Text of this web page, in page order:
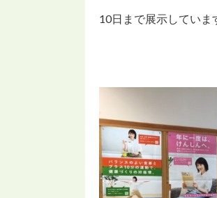
10日まで展示していま